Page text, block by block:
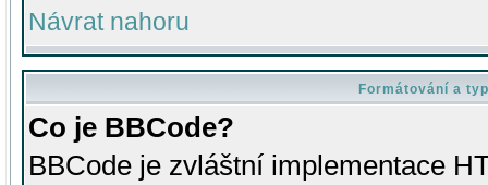
Návrat nahoru
Formátování a
Co je BBCode?
BBCode je zvláštní implementace